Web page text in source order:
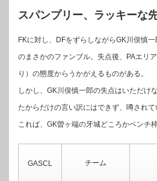
スパンプリー、ラッキーな
FKに対し、DFをずらしながらGK川俣慎
のまさかのファンブル。失点後、PAエリ
り）の態度からうかがえるものがある。
しかし、GK川俣慎一郎の失点はいただけ
たからだけの言い訳にはできず、噂され
これば、GK曽ヶ端の牙城どころかベンチ
GASCL チーム